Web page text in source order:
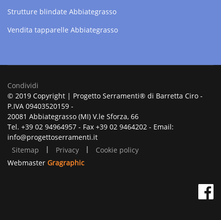
Strutture blindate Abbiategrasso
Vendita tapparelle Abbiategrasso
Condividi
© 2019 Copyright | Progetto Serramenti® di Barretta Ciro -
P.IVA 09403520159 -
20081 Abbiategrasso (MI) V.le Sforza, 66
Tel. +39 02 94964957 - Fax +39 02 9464202 - Email:
info@progettoserramenti.it
Sitemap
| Privacy |
Cookie policy
Webmaster Gragraphic